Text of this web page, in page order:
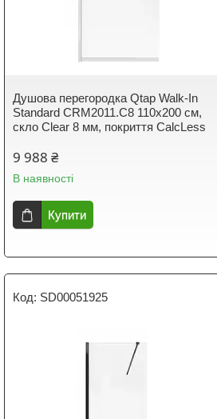
Душова перегородка Qtap Walk-In
Standard CRM2011.C8 110х200 см,
скло Clear 8 мм, покриття CalcLess
9 988 ₴
В наявності
Купити
SD00051925